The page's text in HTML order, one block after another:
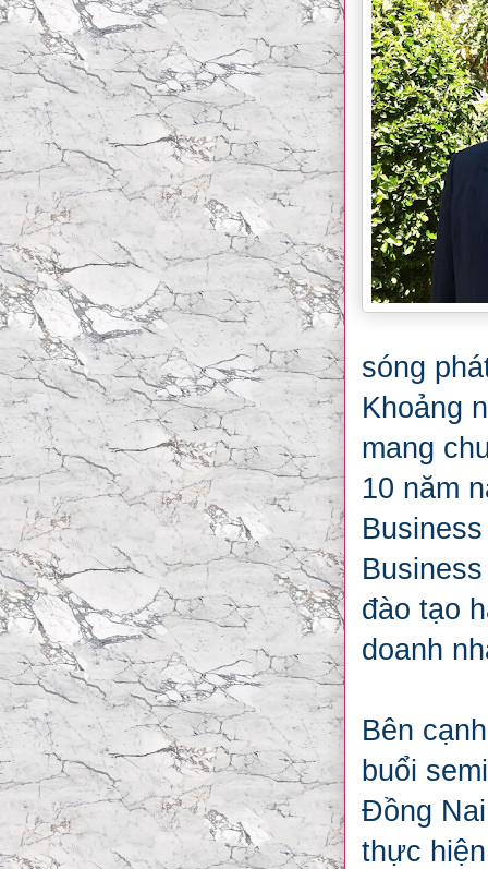
sóng
Khoảng
mang
10 năm
đào tạo
doanh
Bên
buổi
Đồng
thực